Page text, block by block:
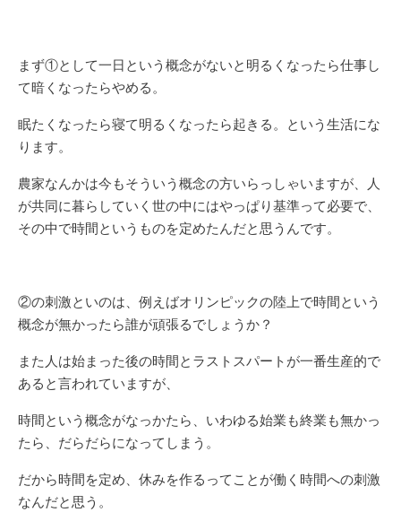
まず①として一日という概念がないと明るくなったら仕事し
て暗くなったらやめる。
眠たくなったら寝て明るくなったら起きる。という生活にな
ります。
農家なんかは今もそういう概念の方いらっしゃいますが、人
が共同に暮らしていく世の中にはやっぱり基準って必要で、
その中で時間というものを定めたんだと思うんです。
②の刺激といのは、例えばオリンピックの陸上で時間という
概念が無かったら誰が頑張るでしょうか？
また人は始まった後の時間とラストスパートが一番生産的で
あると言われていますが、
時間という概念がなっかたら、いわゆる始業も終業も無かっ
たら、だらだらになってしまう。
だから時間を定め、休みを作るってことが働く時間への刺激
なんだと思う。